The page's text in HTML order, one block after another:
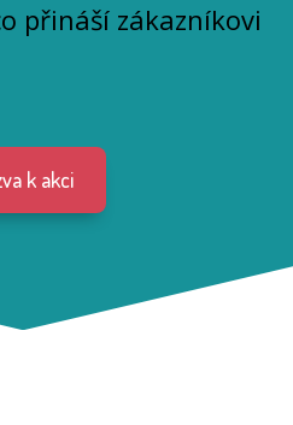
přináší zákazníkovi
k akci